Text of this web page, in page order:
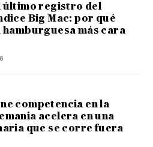
último registro del
Big Mac: por qué
hamburguesa más cara
competencia en la
acelera en una
que se corre fuera